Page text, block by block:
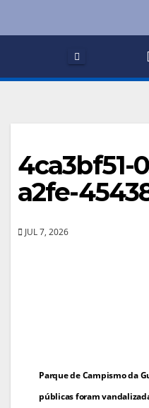
4ca3bf51-
a2fe-
JUL 7, 2026
Navegação
de
Parque de Campismo da
públicas foram